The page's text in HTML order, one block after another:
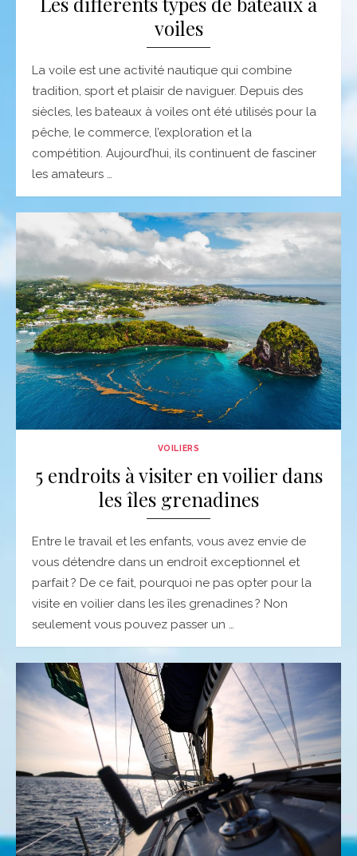
voiles
La voile est une activité nautique qui combine
tradition, sport et plaisir de naviguer. Depuis des
siècles, les bateaux à voiles ont été utilisés pour la
pêche, le commerce, l’exploration et la
compétition. Aujourd’hui, ils continuent de fasciner
les amateurs …
VOILIERS
5 endroits à visiter en voilier dans
les îles grenadines
Entre le travail et les enfants, vous avez envie de
vous détendre dans un endroit exceptionnel et
parfait ? De ce fait, pourquoi ne pas opter pour la
visite en voilier dans les îles grenadines ? Non
seulement vous pouvez passer un …